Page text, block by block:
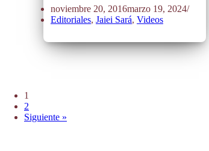
noviembre 20, 2016marzo 19, 2024
Editoriales, Jaiei Sará, Videos
1
2
Siguiente »